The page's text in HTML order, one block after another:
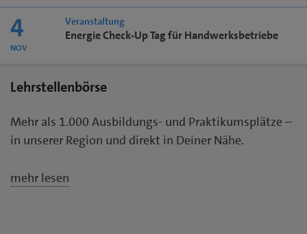
4
NOV
Veranstaltung
Energie Check-Up Tag für Handwerksbetriebe
Lehrstellenbörse
Mehr als 1.000 Ausbildungs- und Praktikumsplätze –
in unserer Region und direkt in Deiner Nähe.
mehr lesen